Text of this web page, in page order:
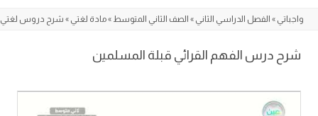
واجباتي » الفصل الدراسي الثاني » الصف الثاني المتوسط »مادة لغتي » شرح دروس لغتي
شرح درس الفهم القرائي قبلة المسلمين